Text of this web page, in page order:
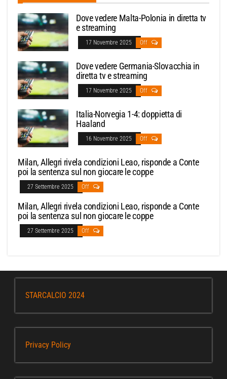
Dove vedere Malta-Polonia in diretta tv
e streaming
17 Novembre 2025 Off
Dove vedere Germania-Slovacchia in
diretta tv e streaming
17 Novembre 2025 Off
Italia-Norvegia 1-4: doppietta di
Haaland
16 Novembre 2025 Off
Milan, Allegri rivela condizioni Leao, risponde a Conte
poi la sentenza sul non giocare le coppe
27 Settembre 2025 Off
Milan, Allegri rivela condizioni Leao, risponde a Conte
poi la sentenza sul non giocare le coppe
27 Settembre 2025 Off
STARCALCIO 2024
Privacy Policy